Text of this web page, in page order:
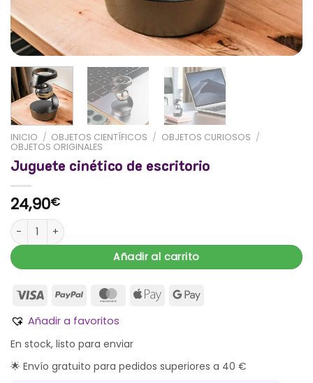
INICIO / OBJETOS CIENTÍFICOS / OBJETOS CURIOSOS /
OBJETOS ORIGINALES
Juguete cinético de escritorio
24,90€
Juguete cinético de escritorio cantidad
Añadir al carrito
Añadir a favoritos
En stock, listo para enviar
🌟 Envío gratuito para pedidos superiores a 40 €